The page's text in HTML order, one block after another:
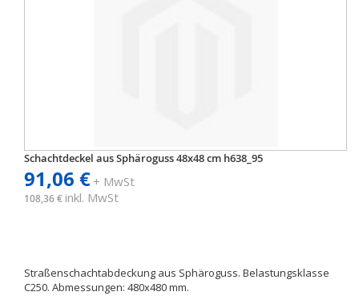
Schachtdeckel aus Sphäroguss 48x48 cm h638_95
91,06 €+ MwSt
108,36 € inkl. MwSt
Straßenschachtabdeckung aus Sphäroguss. Belastungsklasse
C250. Abmessungen: 480x480 mm.